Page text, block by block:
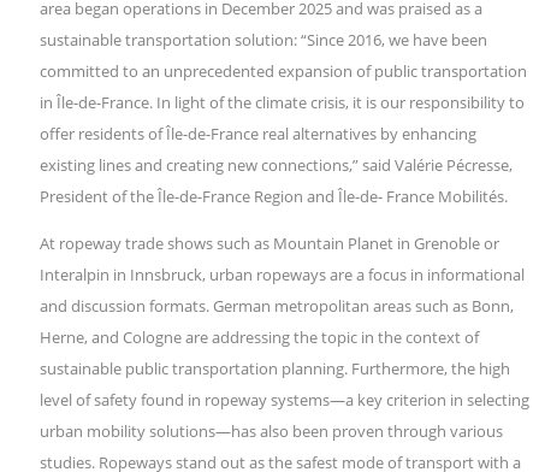
area began operations in December 2025 and was praised as a
sustainable transportation solution: “Since 2016, we have been
committed to an unprecedented expansion of public transportation
in Île-de-France. In light of the climate crisis, it is our responsibility to
offer residents of Île-de-France real alternatives by enhancing
existing lines and creating new connections,” said Valérie Pécresse,
President of the Île-de-France Region and Île-de- France Mobilités.
At ropeway trade shows such as Mountain Planet in Grenoble or
Interalpin in Innsbruck, urban ropeways are a focus in informational
and discussion formats. German metropolitan areas such as Bonn,
Herne, and Cologne are addressing the topic in the context of
sustainable public transportation planning. Furthermore, the high
level of safety found in ropeway systems—a key criterion in selecting
urban mobility solutions—has also been proven through various
studies. Ropeways stand out as the safest mode of transport with a